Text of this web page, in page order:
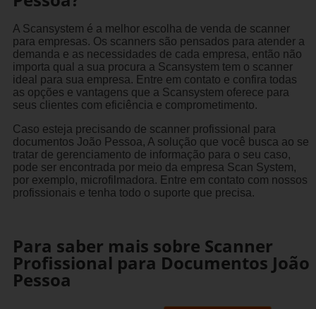
A Scansystem é a melhor escolha de venda de scanner
para empresas. Os scanners são pensados para atender a
demanda e as necessidades de cada empresa, então não
importa qual a sua procura a Scansystem tem o scanner
ideal para sua empresa. Entre em contato e confira todas
as opções e vantagens que a Scansystem oferece para
seus clientes com eficiência e comprometimento.
Caso esteja precisando de scanner profissional para
documentos João Pessoa, A solução que você busca ao se
tratar de gerenciamento de informação para o seu caso,
pode ser encontrada por meio da empresa Scan System,
por exemplo, microfilmadora. Entre em contato com nossos
profissionais e tenha todo o suporte que precisa.
Para saber mais sobre Scanner
Profissional para Documentos João
Pessoa